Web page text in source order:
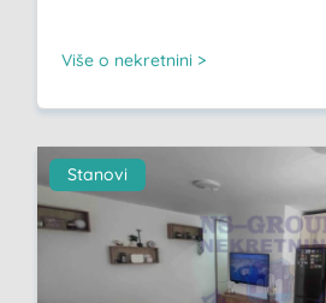
Više o nekretnini >
Stanovi